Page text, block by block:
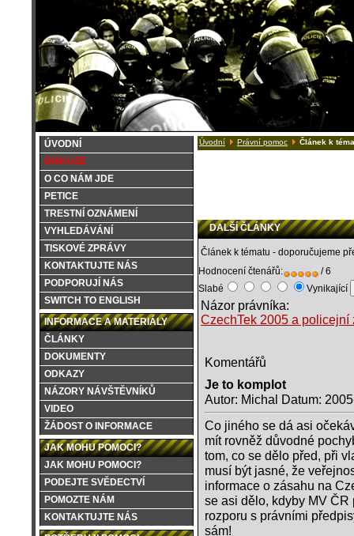
ÚVODNÍ
DISKUZE
O CO NÁM JDE
PETICE
TRESTNÍ OZNÁMENÍ
VYHLEDÁVÁNÍ
TISKOVÉ ZPRÁVY
KONTAKTUJTE NÁS
PODPORUJÍ NÁS
SWITCH TO ENGLISH
INFORMACE A MATERIÁLY
ČLÁNKY
DOKUMENTY
ODKAZY
NÁZORY NÁVŠTĚVNÍKŮ
VIDEO
ŽÁDOST O INFORMACE
JAK MOHU POMOCI?
JAK MOHU POMOCI?
PODEJTE SVĚDECTVÍ
POMOZTE NÁM
KONTAKTUJTE NÁS
Úvodní Právní pomoc Článek k
DALŠÍ ČLÁNKY
Článek k tématu - doporučujeme
Hodnocení čtenářů:
/ 6
Slabé
Vynikající
Názor právníka:
CzechTek 2005 a
Komentářů
Je to komplot
Autor: Michal Datum:
Co jiného se dá asi
mít rovněž důvodné
tom, co se dělo před, při
musí být jasné, že
informace o zásahu na
se asi dělo, kdyby MV
rozporu s právními
sám!